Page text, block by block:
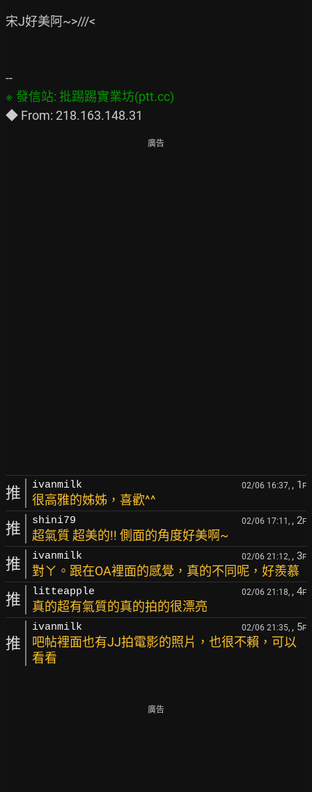
宋J好美阿~>///<
廣告
推 ivanmilk 02/06 16:37, , 1 F
很高雅的姊姊，喜歡^^
推 shini79 02/06 17:11, , 2F
超氣質 超美的!! 側面的角度好美啊~
推 ivanmilk 02/06 21:12, , 3F
對ㄚ。跟在OA裡面的感覺，真的不同呢，好羨慕
推 litteapple 02/06 21:18, , 4F
真的超有氣質的真的拍的很漂亮
推
ivanmilk 02/06 21:35, , 5F
吧帖裡面也有JJ拍電影的照片，也很不賴，可以
看看
廣告